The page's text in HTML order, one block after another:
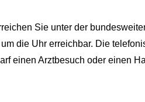
Sie unter der
die Uhr erreichbar. Die
einen Arztbesuch oder einen